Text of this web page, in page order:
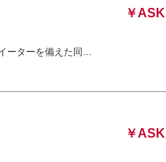
￥ASK
ーターを備えた同…
￥ASK